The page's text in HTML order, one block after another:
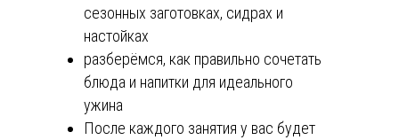
сезонных заготовках, сидрах и
настойках
разберёмся, как правильно сочетать
блюда и напитки для идеального
ужина
После каждого занятия у вас будет